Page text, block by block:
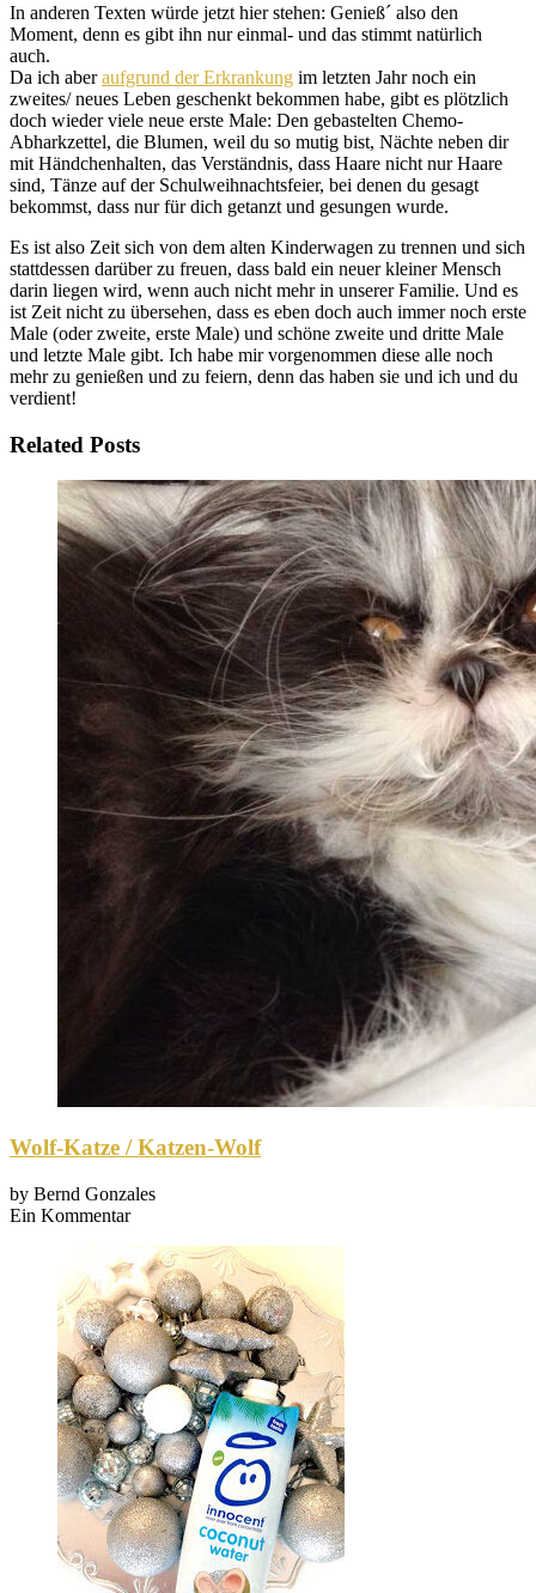
In anderen Texten würde jetzt hier stehen: Genieß´ also den
Moment, denn es gibt ihn nur einmal- und das stimmt natürlich
auch.
Da ich aberaufgrund der Erkrankung im letzten Jahr noch ein
zweites/ neues Leben geschenkt bekommen habe, gibt es plötzlich
doch wieder viele neue erste Male: Den gebastelten Chemo-
Abharkzettel, die Blumen, weil du so mutig bist, Nächte neben dir
mit Händchenhalten, das Verständnis, dass Haare nicht nur Haare
sind, Tänze auf der Schulweihnachtsfeier, bei denen du gesagt
bekommst, dass nur für dich getanzt und gesungen wurde.
Es ist also Zeit sich von dem alten Kinderwagen zu trennen und sich
stattdessen darüber zu freuen, dass bald ein neuer kleiner Mensch
darin liegen wird, wenn auch nicht mehr in unserer Familie. Und es
ist Zeit nicht zu übersehen, dass es eben doch auch immer noch erste
Male (oder zweite, erste Male) und schöne zweite und dritte Male
und letzte Male gibt. Ich habe mir vorgenommen diese alle noch
mehr zu genießen und zu feiern, denn das haben sie und ich und du
verdient!
Related Posts
Wolf-Katze / Katzen-Wolf
by Bernd Gonzales
Ein Kommentar